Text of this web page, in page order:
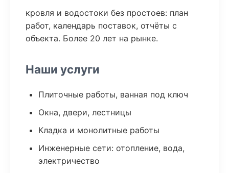
кровля и водостоки без простоев: план
работ, календарь поставок, отчёты с
объекта. Более 20 лет на рынке.
Наши услуги
Плиточные работы, ванная под ключ
Окна, двери, лестницы
Кладка и монолитные работы
Инженерные сети: отопление, вода,
электричество